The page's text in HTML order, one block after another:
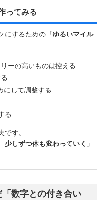
ってみる
にするための 「ゆるいマイル
ーの高いものは控える
にして調整する
る
です。
少しずつ体も変わっていく」
数字との付き合い